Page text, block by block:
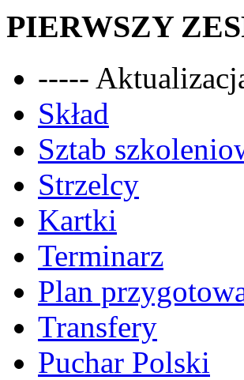
PIERWSZY
-----
Skład
Sztab
Strzelcy
Kartki
Terminarz
Plan
Transfery
Puchar Polski